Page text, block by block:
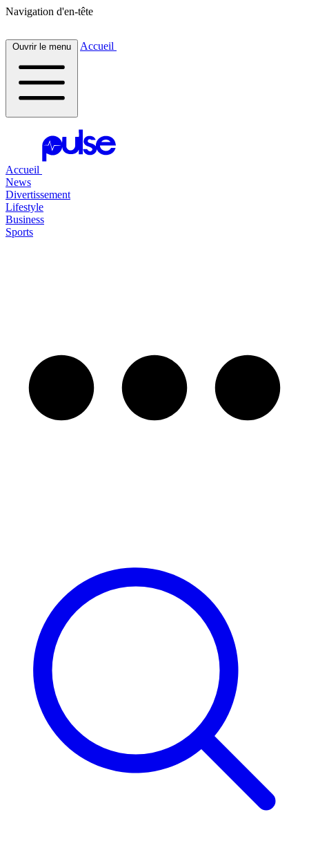
Navigation d'en-tête
Ouvrir le menu Accueil
Accueil
News
Divertissement
Lifestyle
Business
Sports